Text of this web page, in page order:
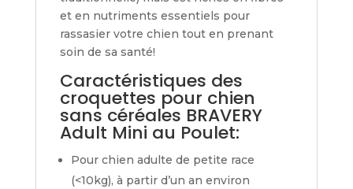
et en nutriments essentiels pour
rassasier votre chien tout en prenant
soin de sa santé!
Caractéristiques des
croquettes pour chien
sans céréales BRAVERY
Adult Mini au Poulet:
Pour chien adulte de petite race
(<10kg), à partir d’un an environ